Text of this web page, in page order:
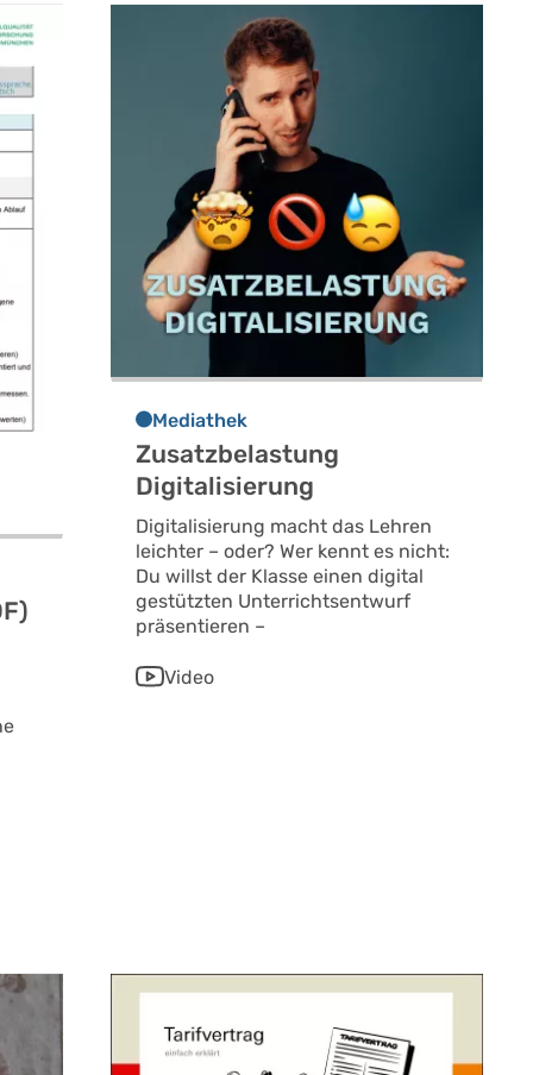
Mediathek
Zusatzbelastung
Digitalisierung
Digitalisierung macht das Lehren
leichter – oder? Wer kennt es nicht:
Du willst der Klasse einen digital
gestützten Unterrichtsentwurf
präsentieren –
Video